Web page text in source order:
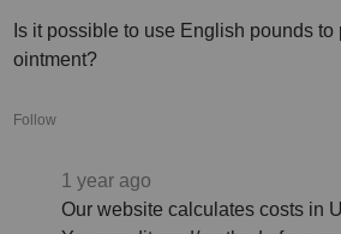
Is it possible to use English pounds to
ointment?
Follow
1 year ago
Our website calculates costs in